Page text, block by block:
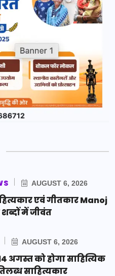
AUGUST 6, 2026
एवं गीतकार Manoj
में जीवंत
AUGUST 6, 2026
अगस्त को होगा साहित्यिक
साहित्यकार